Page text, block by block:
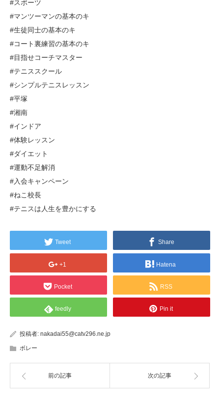
#スポーツ
#マンツーマンの基本のキ
#生徒同士の基本のキ
#コート裏練習の基本のキ
#目指せコーチマスター
#テニススクール
#シンプルテニスレッスン
#平塚
#湘南
#インドア
#体験レッスン
#ダイエット
#運動不足解消
#入会キャンペーン
#ねこ校長
#テニスは人生を豊かにする
Tweet Share
+1 Hatena
Pocket RSS
feedly Pin it
投稿者: nakadai55@catv296.ne.jp
ボレー
前の記事 次の記事